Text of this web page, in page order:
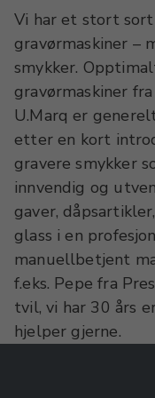
Vi har et stort
gravørmaskiner –
smykker.
gravørmaskiner
U.Marq er
etter en kort
gravere smykker
innvendig og
gaver,
glass i en
manuellbetjent
f.eks. Pepe fra
tvil, vi har 30 års
hjelper gjerne.